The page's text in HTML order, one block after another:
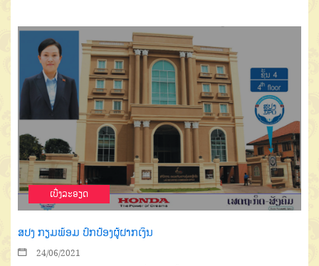
ເບີ່ງລະອຽດ
ສປງ ກຽມພ້ອມ ປົກປ້ອງຜູ້ຝາກເງິນ
24/06/2021